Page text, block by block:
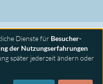
KONTAKT
Dienste für Besucher-
der Nutzungserfahrungen
später jederzeit ändern oder